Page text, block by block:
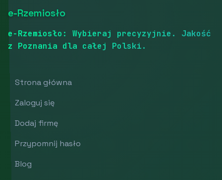
e-Rzemiosło
e-Rzemiosło: Wybieraj precyzyjnie. Jakość
z Poznania dla całej Polski.
Strona główna
Zaloguj się
Dodaj firmę
Przypomnij hasło
Blog